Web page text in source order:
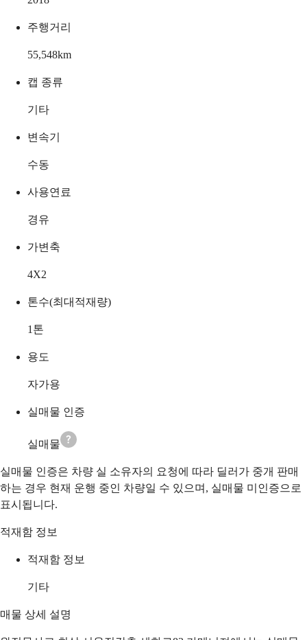
주행거리
55,548km
캡 종류
기타
변속기
수동
사용연료
경유
가변축
4X2
톤수(최대적재량)
1 톤
용도
자가용
실매물 인증
실매물
실매물 인증은 차량 실 소유자의 요청에 따라 딜러가 중개 판매
하는 경우 현재 운행 중인 차량일 수 있으며, 실매물 미인증으로
표시됩니다.
적재함 정보
적재함 정보
기타
매물 상세 설명